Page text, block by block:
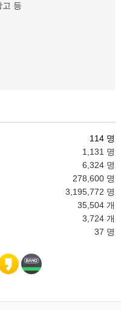
고 등
114 명
1,131 명
6,324 명
278,600 명
3,195,772 명
35,504 개
3,724 개
37 명